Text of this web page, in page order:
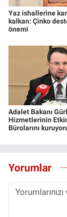
Yaz ishallerine
kalkan: Çinko
önemi
Adalet Bakanı
Hizmetlerinin
Bürolarını
Yorumlar